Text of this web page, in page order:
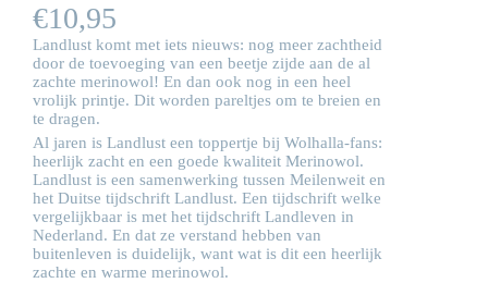
€10,95
Landlust komt met iets nieuws: nog meer zachtheid
door de toevoeging van een beetje zijde aan de al
zachte merinowol! En dan ook nog in een heel
vrolijk printje. Dit worden pareltjes om te breien en
te dragen.
Al jaren is Landlust een toppertje bij Wolhalla-fans:
heerlijk zacht en een goede kwaliteit Merinowol.
Landlust is een samenwerking tussen Meilenweit en
het Duitse tijdschrift Landlust. Een tijdschrift welke
vergelijkbaar is met het tijdschrift Landleven in
Nederland. En dat ze verstand hebben van
buitenleven is duidelijk, want wat is dit een heerlijk
zachte en warme merinowol.